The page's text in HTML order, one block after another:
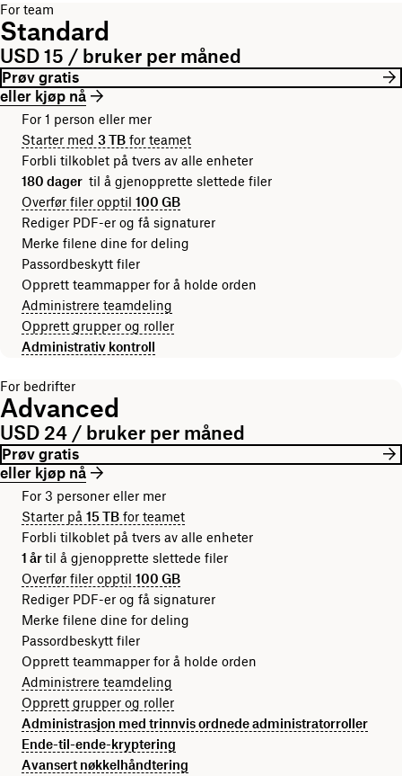
For team
Standard
USD 15 / bruker per måned
Prøv gratis
eller kjøp nå
For 1 person eller mer
Starter med 3 TB for teamet
Forbli tilkoblet på tvers av alle enheter
180 dager til å gjenopprette slettede filer
Overfør filer opptil 100 GB
Rediger PDF-er og få signaturer
Merke filene dine for deling
Passordbeskytt filer
Opprett teammapper for å holde orden
Administrere teamdeling
Opprett grupper og roller
Administrativ kontroll
For bedrifter
Advanced
USD 24 / bruker per måned
Prøv gratis
eller kjøp nå
For 3 personer eller mer
Starter på 15 TB for teamet
Forbli tilkoblet på tvers av alle enheter
1 årtil å gjenopprette slettede filer
Overfør filer opptil 100 GB
Rediger PDF-er og få signaturer
Merke filene dine for deling
Passordbeskytt filer
Opprett teammapper for å holde orden
Administrere teamdeling
Opprett grupper og roller
Administrasjon med trinnvis ordnede administratorroller
Ende-til-ende-kryptering
Avansert nøkkelhåndtering